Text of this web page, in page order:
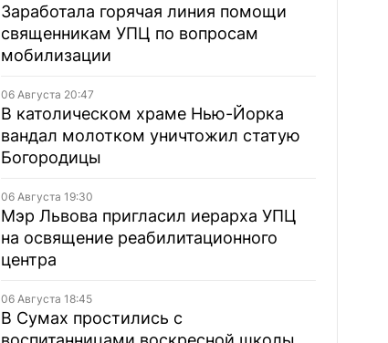
Заработала горячая линия помощи
священникам УПЦ по вопросам
мобилизации
06 Августа 20:47
В католическом храме Нью-Йорка
вандал молотком уничтожил статую
Богородицы
06 Августа 19:30
Мэр Львова пригласил иерарха УПЦ
на освящение реабилитационного
центра
06 Августа 18:45
В Сумах простились с